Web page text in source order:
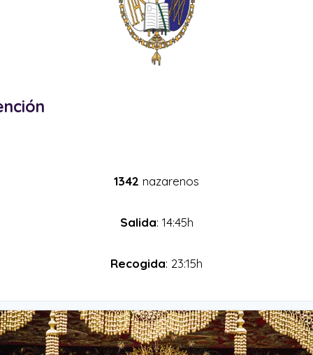
1342 nazarenos
Salida: 14:45h
Recogida: 23:15h